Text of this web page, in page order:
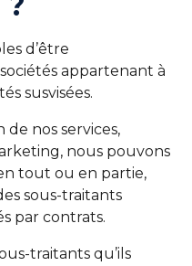
d’être
appartenant à
susvisées.
de nos services,
nous pouvons
tout ou en partie,
sous-traitants
par contrats.
traitants qu’ils